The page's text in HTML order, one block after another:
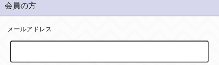
会員の方
メールアドレス